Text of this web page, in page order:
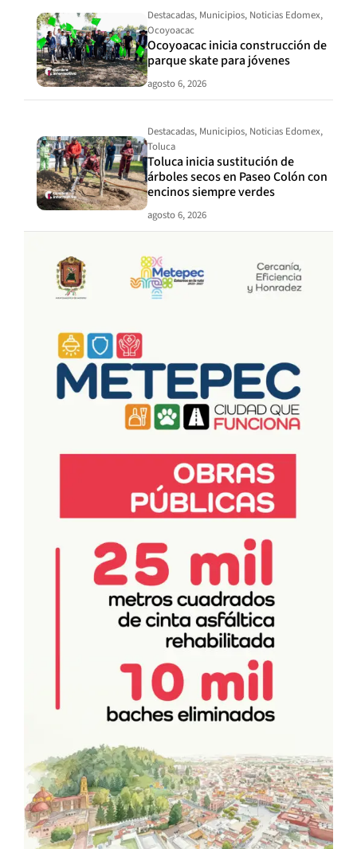
Destacadas, Municipios, Noticias Edomex,
Ocoyoacac
Ocoyoacac inicia construcción de
parque skate para jóvenes
agosto 6, 2026
Destacadas, Municipios, Noticias Edomex,
Toluca
Toluca inicia sustitución de
árboles secos en Paseo Colón con
encinos siempre verdes
agosto 6, 2026